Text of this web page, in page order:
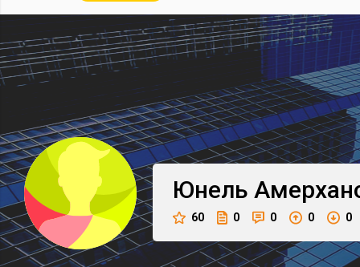
Юнель
60 0 0 0 0